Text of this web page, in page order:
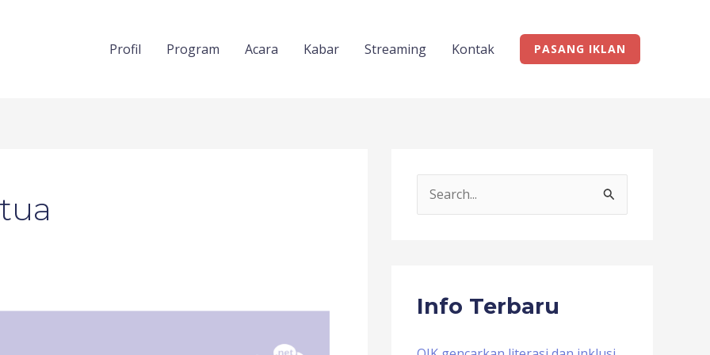
Profil Program Acara Kabar Streaming Kontak PASANG IKLAN
c
f
Info Terbaru